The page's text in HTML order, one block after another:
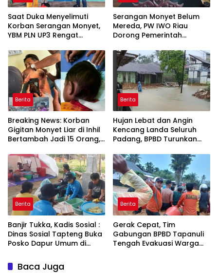
Saat Duka Menyelimuti
Korban Serangan Monyet,
YBM PLN UP3 Rengat
Ulurkan Tangan
Kemanusiaan
Serangan Monyet Belum
Mereda, PW IWO Riau
Dorong Pemerintah
Warga Terdampak
Berita
Breaking News: Korban
Gigitan Monyet Liar di Inhil
Bertambah Jadi 15 Orang,
Bagian Leher
Berita
Hujan Lebat dan Angin
Kencang Landa Seluruh
Padang, BPBD Turunkan
Siaga 24 Jam
Berita
Banjir Tukka, Kadis Sosial :
Dinas Sosial Tapteng Buka
Posko Dapur Umum di
Berita
Gerak Cepat, Tim
Gabungan BPBD Tapanuli
Tengah Evakuasi Warga
Baca Juga